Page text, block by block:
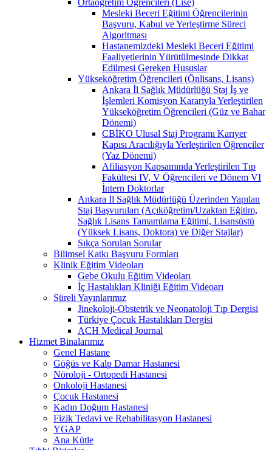
Mesleki Beceri Eğitimi Öğrencilerinin
Başvuru, Kabul ve Yerleştirme Süreci
Algoritması
Hastanemizdeki Mesleki Beceri Eğitimi
Faaliyetlerinin Yürütülmesinde Dikkat
Edilmesi Gereken Hususlar
Yükseköğretim Öğrencileri (Önlisans, Lisans)
Ankara İl Sağlık Müdürlüğü Staj İş ve
İşlemleri Komisyon Kararıyla Yerleştirilen
Yükseköğretim Öğrencileri (Güz ve Bahar
Dönemi)
CBİKO Ulusal Staj Programı Karıyer
Kapısı Aracılığıyla Yerleştirilen Öğrenciler
(Yaz Dönemi)
Afiliasyon Kapsamında Yerleştirilen Tıp
Fakültesi IV, V Öğrencileri ve Dönem VI
İntern Doktorlar
Ankara İl Sağlık Müdürlüğü Üzerinden Yapılan
Staj Başvuruları (Açıköğretim/Uzaktan Eğitim,
Sağlık Lisans Tamamlama Eğitimi, Lisansüstü
(Yüksek Lisans, Doktora) ve Diğer Stajlar)
Sıkça Sorulan Sorular
Bilimsel Katkı Başvuru Formları
Klinik Eğitim Videoları
Gebe Okulu Eğitim Videoları
İç Hastalıkları Kliniği Eğitim Videoarı
Süreli Yayınlarımız
Jinekoloji-Obstetrik ve Neonatoloji Tıp Dergisi
Türkiye Çocuk Hastalıkları Dergisi
ACH Medical Journal
Hizmet Binalarımız
Genel Hastane
Göğüs ve Kalp Damar Hastanesi
Nöroloji - Ortopedi Hastanesi
Onkoloji Hastanesi
Çocuk Hastanesi
Kadın Doğum Hastanesi
Fizik Tedavi ve Rehabilitasyon Hastanesi
YGAP
Ana Kütle